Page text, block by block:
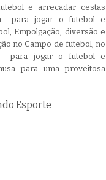
e arrecadar cestas
para jogar o futebol e
Empolgação, diversão e
no Campo de futebol, no
para jogar o futebol e
para uma proveitosa
dia.
Esporte